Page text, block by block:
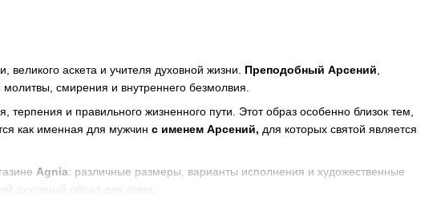
аскета и учителя духовной жизни. Преподобный Арсений
смирения и внутреннего безмолвия.
и правильного жизненного пути. Этот образ особенно близок тем,
как именная для мужчин с именем Арсений, для которых святой является
Agnia: различные размеры, варианты исполнения и художественные
духовный образ для дома.